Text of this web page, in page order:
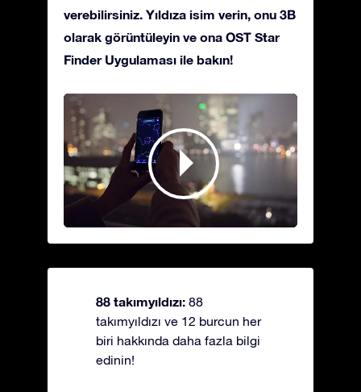
verebilirsiniz. Yıldıza isim verin, onu 3B
olarak görüntüleyin ve ona OST Star
Finder Uygulaması ile bakın!
88 takımyıldızı: 88
takımyıldızı ve 12 burcun her
biri hakkında daha fazla bilgi
edinin!